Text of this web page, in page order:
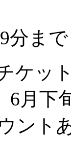
分まで
ケッ
6月下
ント